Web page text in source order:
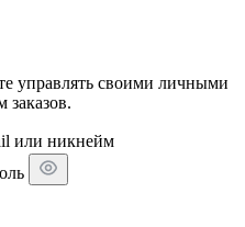
управлять своими личными
заказов.
или никнейм